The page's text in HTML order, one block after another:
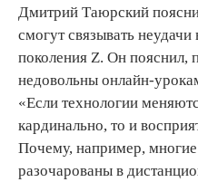
Дмитрий Таюрский
смогут связывать
поколения Z. Он пояснил,
недовольны онлайн-
«Если технологии
кардинально, то и
Почему, например,
разочарованы в